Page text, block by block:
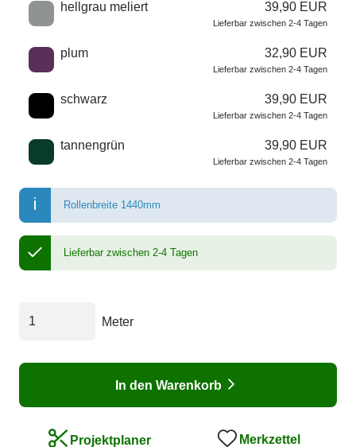
hellgrau meliert 39,90 EUR
Lieferbar zwischen 2-4 Tagen
plum 32,90 EUR
Lieferbar zwischen 2-4 Tagen
schwarz 39,90 EUR
Lieferbar zwischen 2-4 Tagen
tannengrün 39,90 EUR
Lieferbar zwischen 2-4 Tagen
Rollenbreite 1440mm
Lieferbar zwischen 2-4 Tagen
Meter
In den Warenkorb
Projektplaner Merkzettel